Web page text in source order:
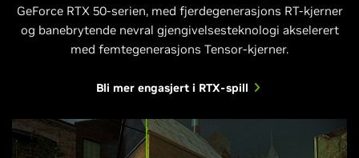
GeForce RTX 50-serien, med fjerdegenerasjons RT-kjerner
og banebrytende nevral gjengivelsesteknologi akselerert
med femtegenerasjons Tensor-kjerner.
Bli mer engasjert i RTX-spill